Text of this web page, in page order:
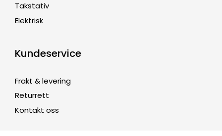
Takstativ
Elektrisk
Kundeservice
Frakt & levering
Returrett
Kontakt oss